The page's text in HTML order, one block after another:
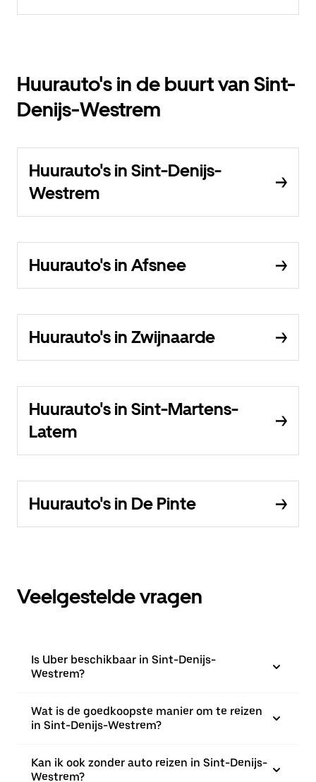
Huurauto's in de buurt van Sint-
Denijs-Westrem
Huurauto's in Sint-Denijs-
Westrem
Huurauto's in Afsnee
Huurauto's in Zwijnaarde
Huurauto's in Sint-Martens-
Latem
Huurauto's in De Pinte
Veelgestelde vragen
Is Uber beschikbaar in Sint-Denijs-
Westrem?
Wat is de goedkoopste manier om te reizen
in Sint-Denijs-Westrem?
Kan ik ook zonder auto reizen in Sint-Denijs-
Westrem?